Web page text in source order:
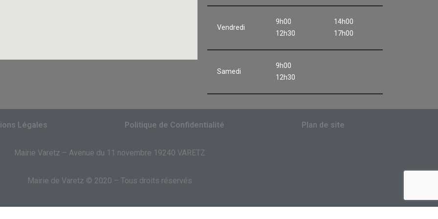
Vendredi
9h00
12h30
14h00
17h00
Samedi
9h00
12h30
Légales Politique de Confidentialité Plan de site
Mairie Varetz – Avenue du 11 novembre 19240 VARETZ
Mairie de Varetz © 2020 – Tous droits réservés